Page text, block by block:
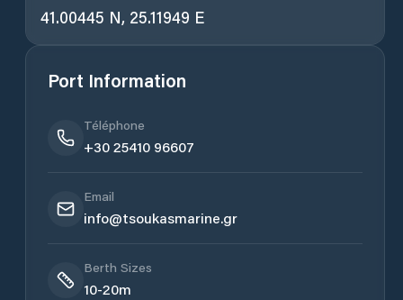
41.00445 N, 25.11949 E
Port Information
Téléphone
+30 25410 96607
Email
info@tsoukasmarine.gr
Berth Sizes
10-20m